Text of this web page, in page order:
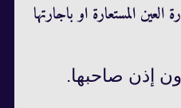
المستعارة او باجارتها
إذن صاحبها.